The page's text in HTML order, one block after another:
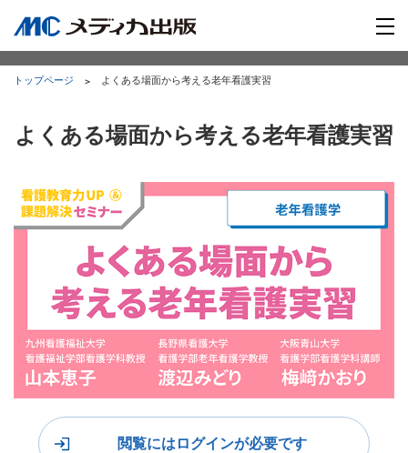
トップページ よくある場面から考える老年看護実習
よくある場面から考える老年看護実習
閲覧にはログインが必要です